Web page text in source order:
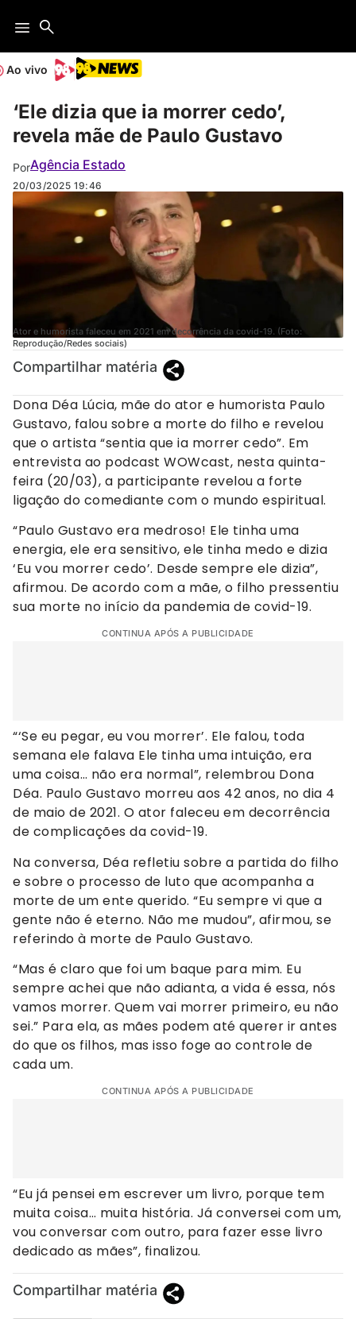
Ao vivo
‘Ele dizia que ia morrer cedo’,
revela mãe de Paulo Gustavo
PorAgência Estado
20/03/2025 19:46
Ator e humorista faleceu em 2021 em decorrência da covid-19. (Foto:
Reprodução/Redes sociais)
Compartilhar matéria
Dona Déa Lúcia, mãe do ator e humorista Paulo
Gustavo, falou sobre a morte do filho e revelou
que o artista “sentia que ia morrer cedo”. Em
entrevista ao podcast WOWcast, nesta quinta-
feira (20/03), a participante revelou a forte
ligação do comediante com o mundo espiritual.
“Paulo Gustavo era medroso! Ele tinha uma
energia, ele era sensitivo, ele tinha medo e dizia
‘Eu vou morrer cedo’. Desde sempre ele dizia”,
afirmou. De acordo com a mãe, o filho pressentiu
sua morte no início da pandemia de covid-19.
CONTINUA APÓS A PUBLICIDADE
“‘Se eu pegar, eu vou morrer’. Ele falou, toda
semana ele falava Ele tinha uma intuição, era
uma coisa… não era normal”, relembrou Dona
Déa. Paulo Gustavo morreu aos 42 anos, no dia 4
de maio de 2021. O ator faleceu em decorrência
de complicações da covid-19.
Na conversa, Déa refletiu sobre a partida do filho
e sobre o processo de luto que acompanha a
morte de um ente querido. “Eu sempre vi que a
gente não é eterno. Não me mudou”, afirmou, se
referindo à morte de Paulo Gustavo.
“Mas é claro que foi um baque para mim. Eu
sempre achei que não adianta, a vida é essa, nós
vamos morrer. Quem vai morrer primeiro, eu não
sei.” Para ela, as mães podem até querer ir antes
do que os filhos, mas isso foge ao controle de
cada um.
CONTINUA APÓS A PUBLICIDADE
“Eu já pensei em escrever um livro, porque tem
muita coisa… muita história. Já conversei com um,
vou conversar com outro, para fazer esse livro
dedicado as mães”, finalizou.
Compartilhar matéria